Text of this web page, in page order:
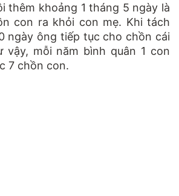
thêm khoảng 1 tháng 5 ngày là
con ra khỏi con mẹ. Khi tách
ngày ông tiếp tục cho chồn cái
vậy, mỗi năm bình quân 1 con
7 chồn con.